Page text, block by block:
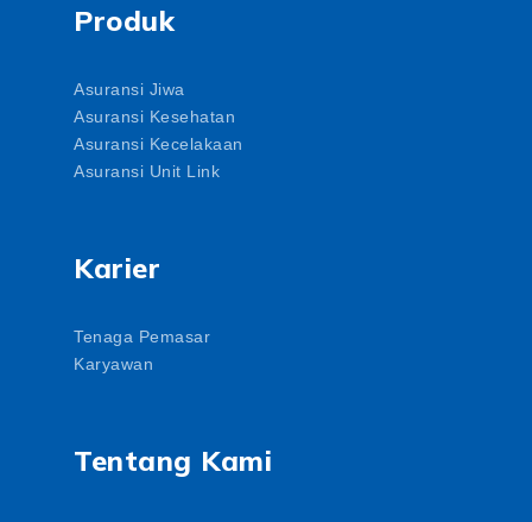
Produk
Asuransi Jiwa
Asuransi Kesehatan
Asuransi Kecelakaan
Asuransi Unit Link
Karier
Tenaga Pemasar
Karyawan
Tentang Kami